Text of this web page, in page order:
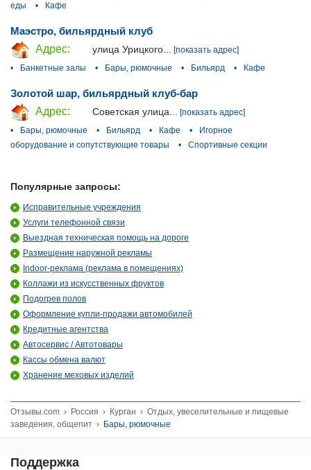
еды
• Кафе
Маэстро, бильярдный клуб
Адрес:
улица Урицкого...
[показать адрес]
•
Банкетные залы • Бары, рюмочные • Бильярд • Кафе
Золотой шар, бильярдный клуб-бар
Адрес:
Советская улица...
[показать адрес]
•
Бары, рюмочные • Бильярд • Кафе •
Игорное
оборудование и сопутствующие товары
• Спортивные секции
Популярные запросы:
Исправительные учреждения
Услуги телефонной связи
Выездная техническая помощь на дороге
Размещение наружной рекламы
Indoor-реклама (реклама в помещениях)
Коллажи из искусственных фруктов
Подогрев полов
Оформление купли-продажи автомобилей
Кредитные агентства
Автосервис / Автотовары
Кассы обмена валют
Хранение меховых изделий
Отзывы.com › Россия › Курган › Отдых, увеселительные и пищевые
заведения, общепит › Бары, рюмочные
Поддержка